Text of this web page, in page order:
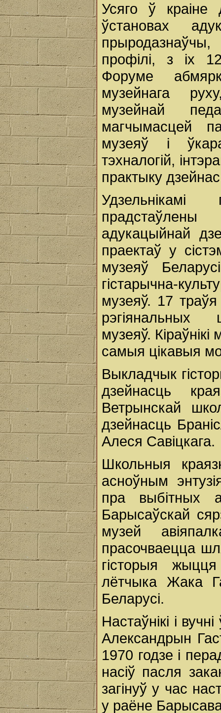
Усяго ў краіне
ўстановах
профілі, з іх
Форуме
музейнага
музейнай
магчымасцей
музеяў і
тэхналогій,
практыку
адукацыйнай
праектаў у
музеяў
гістарычна-
музеяў. 17
рэгіянальных
музеяў.
самыя цікавыя
Выкладчык
дзейнасць
Ветрынскай
дзейнасць
Алеся Савіцкага.
Школьныя
асноўным
пра выбітных
Барысаўскай
музей
прасочваецца
гісторыя
лётчыка Жака
Беларусі.
Настаўнікі і
Александрын
1970 годзе і
насіў пасля
загінуў у час
у раёне